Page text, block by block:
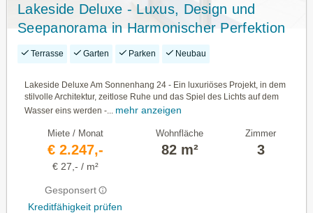
Lakeside Deluxe - Luxus, Design und
Seepanorama in Harmonischer Perfektion
Terrasse Garten Parken Neubau
Lakeside Deluxe Am Sonnenhang 24 - Ein luxuriöses Projekt, in dem
stilvolle Architektur, zeitlose Ruhe und das Spiel des Lichts auf dem
Wasser eins werden -...
mehr anzeigen
Miete / Monat
€ 2.247,-
€ 27,- / m²
Gesponsert
Kreditfähigkeit prüfen
Wohnfläche
82 m²
Zimmer
3